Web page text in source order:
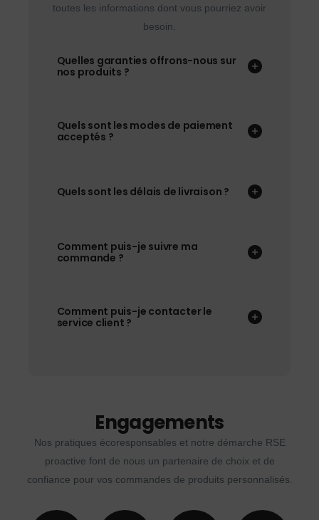
toutes les informations dont vous pourriez avoir
besoin.
Quelles garanties offrons-nous sur
nos produits ?
Quels sont les modes de paiement
acceptés ?
Quels sont les délais de livraison ?
Comment puis-je suivre ma
commande ?
Comment puis-je contacter le
service client ?
Engagements
Nos pratiques écoresponsables et notre démarche RSE
proactive font de nous un partenaire de choix et de
confiance pour vos commandes de produits personnalisés.